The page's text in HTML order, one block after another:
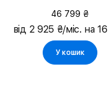
46 799 ₴
від 2 925 ₴/міс. на 16
У кошик